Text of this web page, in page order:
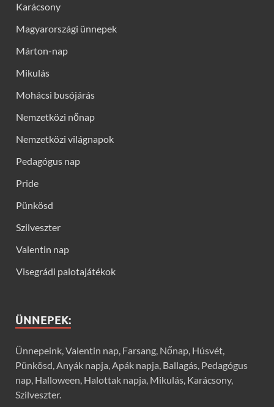
Karácsony
Magyarországi ünnepek
Márton-nap
Mikulás
Mohácsi busójárás
Nemzetközi nőnap
Nemzetközi világnapok
Pedagógus nap
Pride
Pünkösd
Szilveszter
Valentin nap
Visegrádi palotajátékok
ÜNNEPEK:
Ünnepeink, Valentin nap, Farsang, Nőnap, Húsvét,
Pünkösd, Anyák napja, Apák napja, Ballagás, Pedagógus
nap, Halloween, Halottak napja, Mikulás, Karácsony,
Szilveszter.